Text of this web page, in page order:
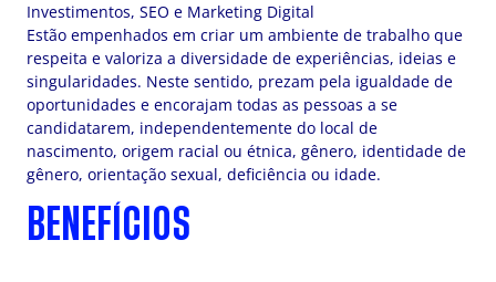
Investimentos, SEO e Marketing Digital
Estão empenhados em criar um ambiente de trabalho que
respeita e valoriza a diversidade de experiências, ideias e
singularidades. Neste sentido, prezam pela igualdade de
oportunidades e encorajam todas as pessoas a se
candidatarem, independentemente do local de
nascimento, origem racial ou étnica, gênero, identidade de
gênero, orientação sexual, deficiência ou idade.
BENEFÍCIOS